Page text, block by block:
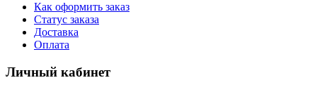
Как оформить заказ
Статус заказа
Доставка
Оплата
Личный кабинет